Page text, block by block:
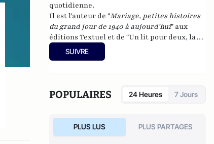
quotidienne.
Il est l'auteur de "Mariage, petites histoires
du grand jour de 1940 à aujourd'hui" aux
éditions Textuel et de "Un lit pour deux, la
tendre guerre", Lattès, 2015, 18 €. Il tient
également unblog
SUIVRE
POPULAIRES 24 Heures 7 Jours
PLUS LUS PLUS PARTAGES